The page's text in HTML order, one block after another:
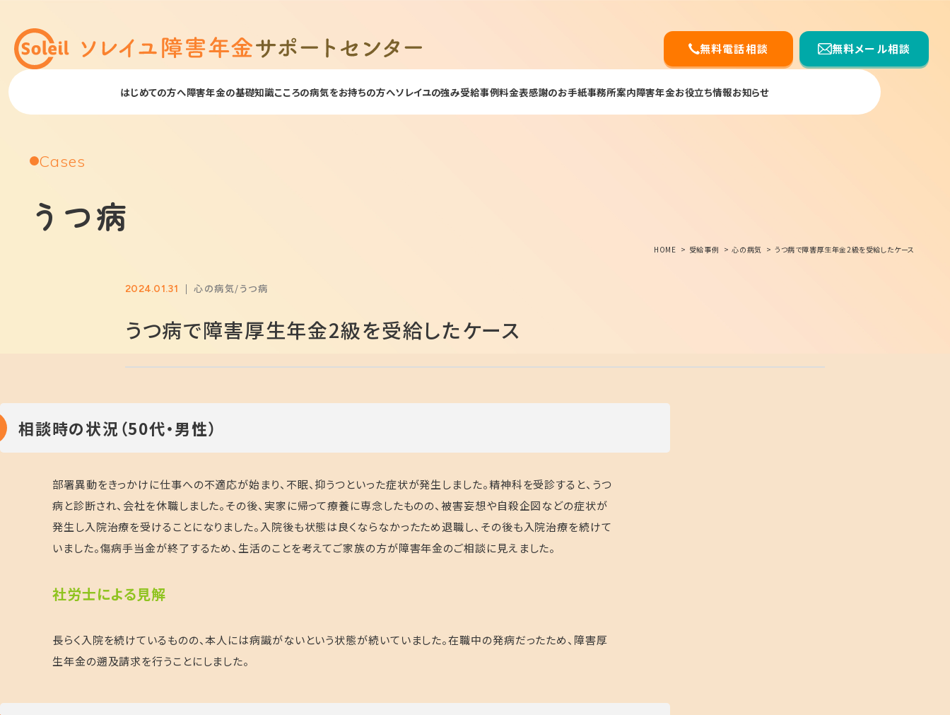
無料電話相談 無料メール相談
はじめての方へ障害年金の基礎知識こころの病気をお持ちの方へソレイユの強み受給事例料金表感謝のお手紙事務所案内障害年金お役立ち情報お知らせ
Cases
うつ病
HOME 受給事例 心の病気 うつ病で障害厚生年金2級を受給したケース
2024.01.31 心の病気 うつ病
うつ病で障害厚生年金2級を受給したケース
相談時の状況（50代・男性）
部署異動をきっかけに仕事への不適応が始まり、不眠、抑うつといった症状が発生しました。精神科を受診すると、うつ
病と診断され、会社を休職しました。その後、実家に帰って療養に専念したものの、被害妄想や自殺企図などの症状が
発生し入院治療を受けることになりました。入院後も状態は良くならなかったため退職し、その後も入院治療を続けて
いました。傷病手当金が終了するため、生活のことを考えてご家族の方が障害年金のご相談に見えました。
社労士による見解
長らく入院を続けているものの、本人には病識がないという状態が続いていました。在職中の発病だったため、障害厚
生年金の遡及請求を行うことにしました。